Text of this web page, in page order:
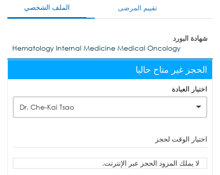
الملف الشخصي تقييم المرضى
شهادة البورد
Hematology Internal Medicine Medical Oncology
الحجز غير متاح حاليا
اختيار العيادة
Dr. Che-Kai Tsao
اختيار الوقت لحجز
لا يملك المزود الحجز عبر الإنترنت.